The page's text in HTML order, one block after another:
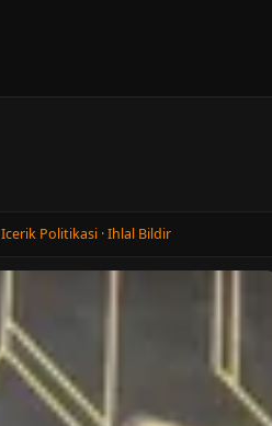
Icerik Politikasi ·Ihlal Bildir